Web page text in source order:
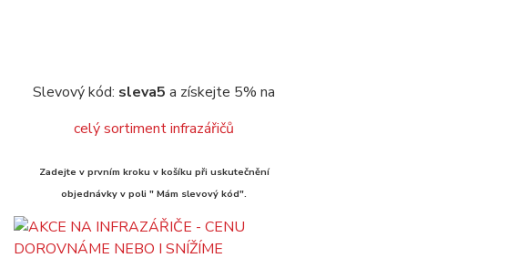
Slevový kód: sleva5 a získejte 5% na
celý sortiment infrazářičů
Zadejte v prvním kroku v košíku při uskutečnění
objednávky v poli " Mám slevový kód".